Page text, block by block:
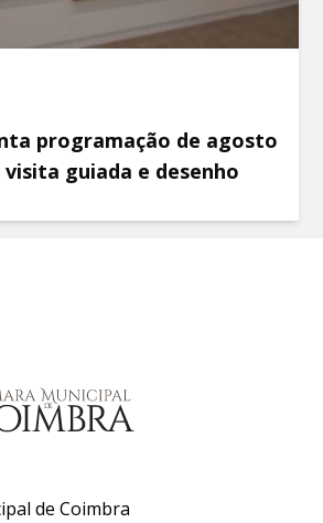
programação de agosto
guiada e desenho
de Coimbra